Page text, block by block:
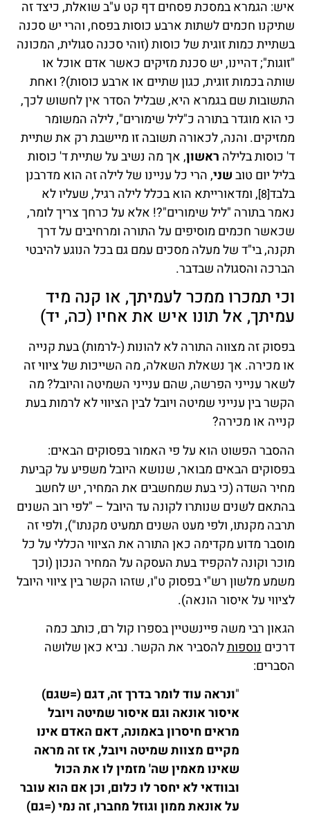
איש: הגמרא במסכת פסחים דף קט ע"ב שואלת, כיצד זה
שתיקנו חכמים לשתות ארבע כוסות בפסח, והרי יש סכנה
בשתיית כמות זוגית של כוסות (זוהי סכנה סגולית, המכונה
"זוגות"; דהיינו, יש סכנת מזיקים כאשר אדם אוכל או
שותה בכמות זוגית, כגון שתיים או ארבע כוסות)? ואחת
התשובות שם בגמרא היא, שבליל הסדר אין לחשוש לכך,
כי הוא מוגדר בתורה כ"ליל שימורים", לילה המשומר
ממזיקים. והנה, לכאורה תשובה זו מיישבת רק את שתיית
ד' כוסות בלילה ראשון, אך מה נשיב על שתיית ד' כוסות
בליל יום טובשני, הרי כל עניינו של לילה זה הוא מדרבנן
בלבד[8] , ומדאורייתא הוא בכלל לילה רגיל, שעליו לא
נאמר בתורה "ליל שימורים"?! אלא על כרחך צריך לומר,
שכאשר חכמים מוסיפים על התורה ומרחיבים על דרך
תקנה, בי"ד של מעלה מסכים עמם גם בכל הנוגע להיבטי
הברכה והסגולה שבדבר.
וכי תמכרו ממכר לעמיתך, או קנה מיד
עמיתך, אל תונו איש את אחיו (כה, יד)
בפסוק זה מצווה התורה לא להונות (-לרמות) בעת קנייה
או מכירה. אך נשאלת השאלה, מה השייכות של ציווי זה
לשאר ענייני הפרשה, שהם ענייני השמיטה והיובל? מה
הקשר בין ענייני שמיטה ויובל לבין הציווי לא לרמות בעת
קנייה או מכירה?
ההסבר הפשוט הוא על פי האמור בפסוקים הבאים:
בפסוקים הבאים מבואר, שנושא היובל משפיע על קביעת
מחיר השדה (כי בעת שמחשבים את המחיר, יש לחשב
בהתאם לשנים שנותרו לקונה עד היובל – "לפי רוב השנים
תרבה מקנתו, ולפי מעט השנים תמעיט מקנתו"), ולפי זה
מוסבר מדוע מקדימה כאן התורה את הציווי הכללי על כל
מוכר וקונה להקפיד בעת העסקה על המחיר הנכון (וכך
משמע מלשון רש"י בפסוק ט"ו, שזהו הקשר בין ציווי היובל
לציווי על איסור הונאה).
הגאון רבי משה פיינשטיין בספרו קול רם, כותב כמה
דרכיםנוספותלהסביר את הקשר. נביא כאן שלושה
הסברים:
"ונראה עוד לומר בדרך זה, דגם (=שגם)
איסור אונאה וגם איסור שמיטה ויובל
מראים חיסרון באמונה, דאם האדם אינו
מקיים מצוות שמיטה ויובל, אז זה מראה
שאינו מאמין שה' מזמין לו את הכול
ובוודאי לא יחסר לו כלום, וכן אם הוא עובר
על אונאת ממון וגוזל מחברו, זה נמי (=גם)